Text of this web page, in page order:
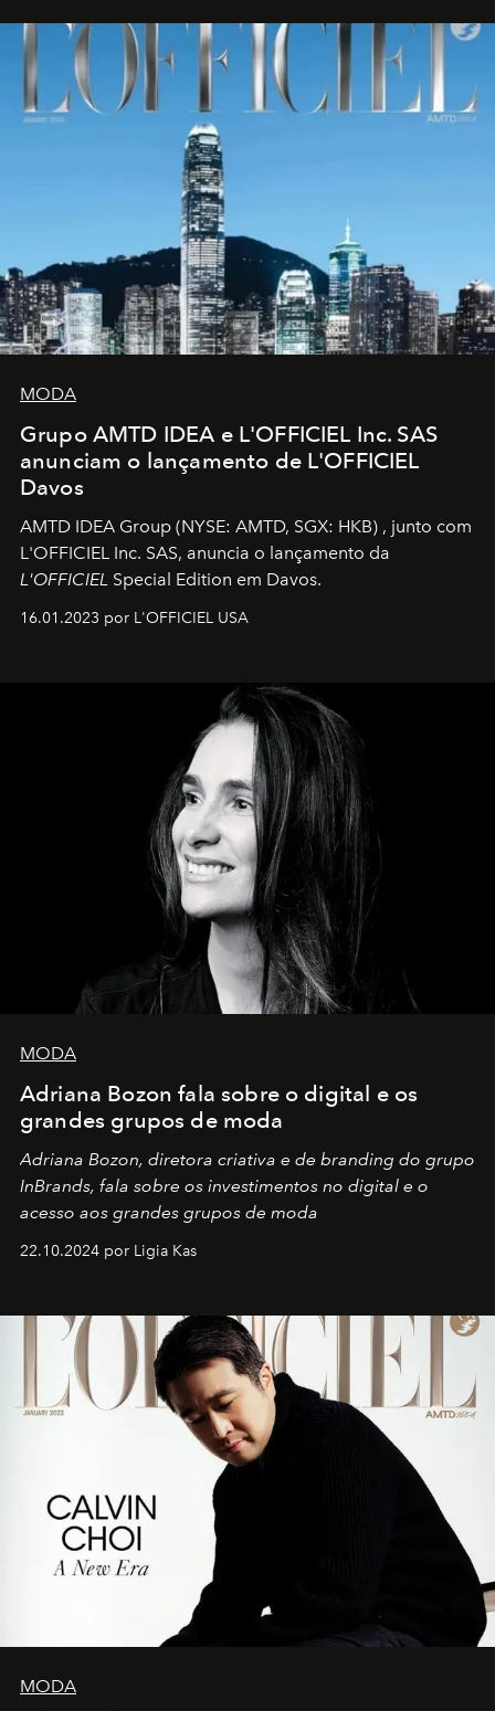
MODA
Grupo AMTD IDEA e L'OFFICIEL Inc. SAS
anunciam o lançamento de L'OFFICIEL
Davos
AMTD IDEA Group (NYSE: AMTD, SGX: HKB) , junto com
L'OFFICIEL Inc. SAS, anuncia o lançamento da
L'OFFICIEL Special Edition em Davos.
16.01.2023 por L'OFFICIEL USA
MODA
Adriana Bozon fala sobre o digital e os
grandes grupos de moda
Adriana Bozon, diretora criativa e de branding do grupo
InBrands, fala sobre os investimentos no digital e o
acesso aos grandes grupos de moda
22.10.2024 por Ligia Kas
MODA